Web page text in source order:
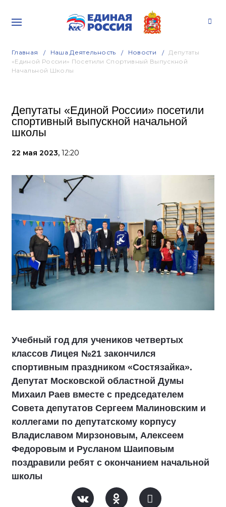
Главная Наша Деятельность Новости
Депутаты
«Единой России» Посетили Спортивный Выпускной
Начальной Школы
Депутаты «Единой России» посетили
спортивный выпускной начальной
школы
22 мая 2023, 12:20
Учебный год для учеников четвертых
классов Лицея №21 закончился
спортивным праздником «Состязайка».
Депутат Московской областной Думы
Михаил Раев вместе с председателем
Совета депутатов Сергеем Малиновским и
коллегами по депутатскому корпусу
Владиславом Мирзоновым, Алексеем
Федоровым и Русланом Шаиповым
поздравили ребят с окончанием начальной
школы